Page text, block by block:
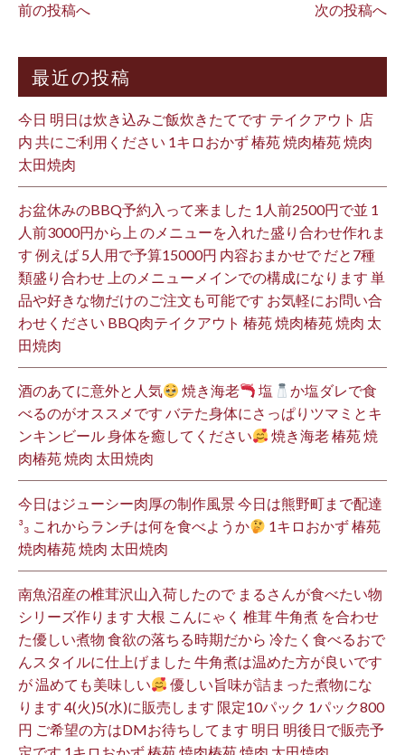
前の投稿へ 次の投稿へ
最近の投稿
今日 明日は炊き込みご飯炊きたてです テイクアウト 店
内 共にご利用ください 1キロおかず 椿苑 焼肉椿苑 焼肉
太田焼肉
お盆休みのBBQ予約入って来ました 1人前2500円で並 1
人前3000円から上 のメニューを入れた盛り合わせ作れま
す 例えば 5人用で予算15000円 内容おまかせで だと7種
類盛り合わせ 上のメニューメインでの構成になります 単
品や好きな物だけのご注文も可能です お気軽にお問い合
わせください BBQ肉テイクアウト 椿苑 焼肉椿苑 焼肉 太
田焼肉
酒のあてに意外と人気 焼き海老 塩
か塩ダレで食
べるのがオススメです バテた身体にさっぱりツマミとキ
ンキンビール 身体を癒してください
焼き海老 椿苑 焼
肉椿苑 焼肉 太田焼肉
今日はジューシー肉厚の制作風景 今日は熊野町まで配達
³₃ これからランチは何を食べようか
1キロおかず 椿苑
焼肉椿苑 焼肉 太田焼肉
南魚沼産の椎茸沢山入荷したので まるさんが食べたい物
シリーズ作ります 大根 こんにゃく 椎茸 牛角煮 を合わせ
た優しい煮物 食欲の落ちる時期だから 冷たく食べるおで
んスタイルに仕上げました 牛角煮は温めた方が良いです
が 温めても美味しい
優しい旨味が詰まった煮物にな
ります 4(火)5(水)に販売します 限定10パック 1パック800
円 ご希望の方はDMお待ちしてます 明日 明後日で販売予